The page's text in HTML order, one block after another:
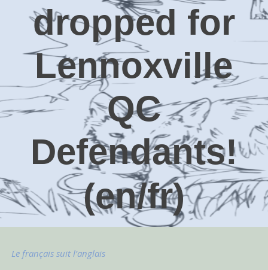
dropped for
Lennoxville
QC
Defendants!
(en/fr)
Le français suit l’anglais